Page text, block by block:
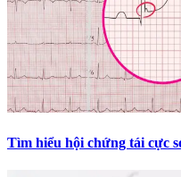
Tìm hiểu hội chứng tái cực